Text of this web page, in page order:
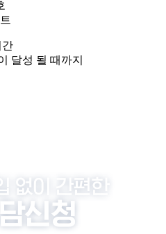
간
달성 될 때까지